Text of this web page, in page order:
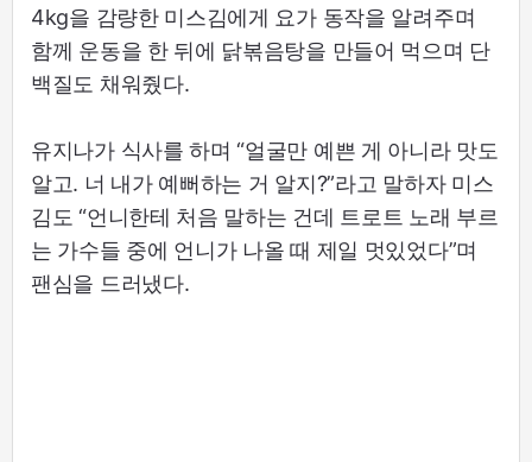
4kg을 감량한 미스김에게 요가 동작을 알려주며
함께 운동을 한 뒤에 닭볶음탕을 만들어 먹으며 단
백질도 채워줬다.
유지나가 식사를 하며 “얼굴만 예쁜 게 아니라 맛도
알고. 너 내가 예뻐하는 거 알지?”라고 말하자 미스
김도 “언니한테 처음 말하는 건데 트로트 노래 부르
는 가수들 중에 언니가 나올 때 제일 멋있었다”며
팬심을 드러냈다.